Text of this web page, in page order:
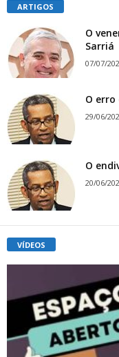
ARTIGOS
O
Sarriá
07/07/
O
29/06/
O
20/06/
VÍDEOS